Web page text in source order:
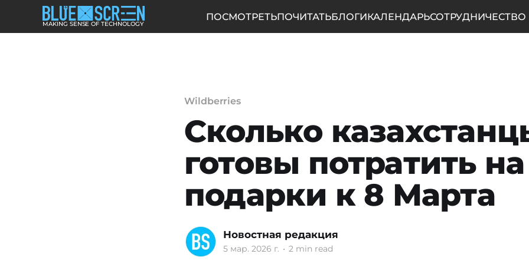
MAKING SENSE OF TECHNOLOGY
ПОСМОТРЕТЬПОЧИТАТЬБЛОГИКАЛЕНДАРЬСОТРУДНИЧЕСТВО
Wildberries
Сколько
готовы потратить на
подарки к 8 Марта
Новостная редакция
5 мар. 2026 г. • 2 min read